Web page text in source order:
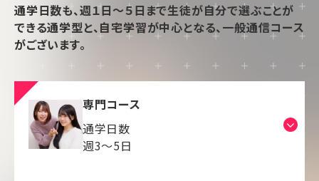
通学日数も、週１日～５日まで生徒が自分で選ぶことが
できる通学型と、自宅学習が中心となる、一般通信コース
がございます。
専門コース
通学日数
週3～5日